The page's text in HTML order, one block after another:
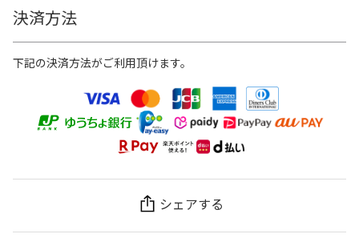
決済方法
下記の決済方法がご利用頂けます。
シェアする